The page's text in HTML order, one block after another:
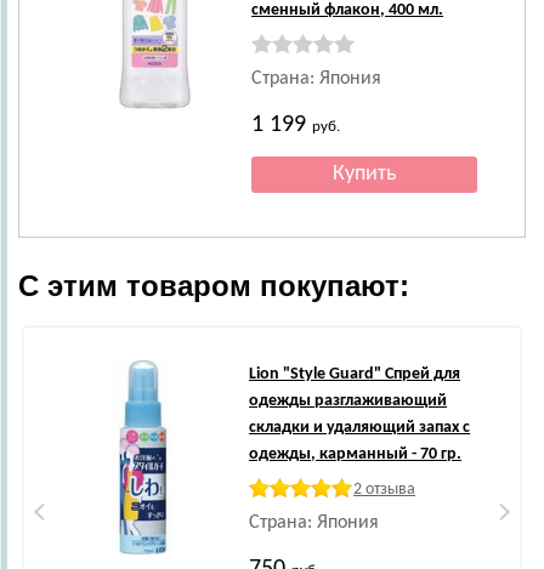
сменный флакон, 400 мл.
Страна: Япония
1 199руб.
С этим товаром покупают:
Lion "Style Guard" Спрей для
одежды разглаживающий
складки и удаляющий запах с
одежды, карманный - 70 гр.
2 отзыва
Страна: Япония